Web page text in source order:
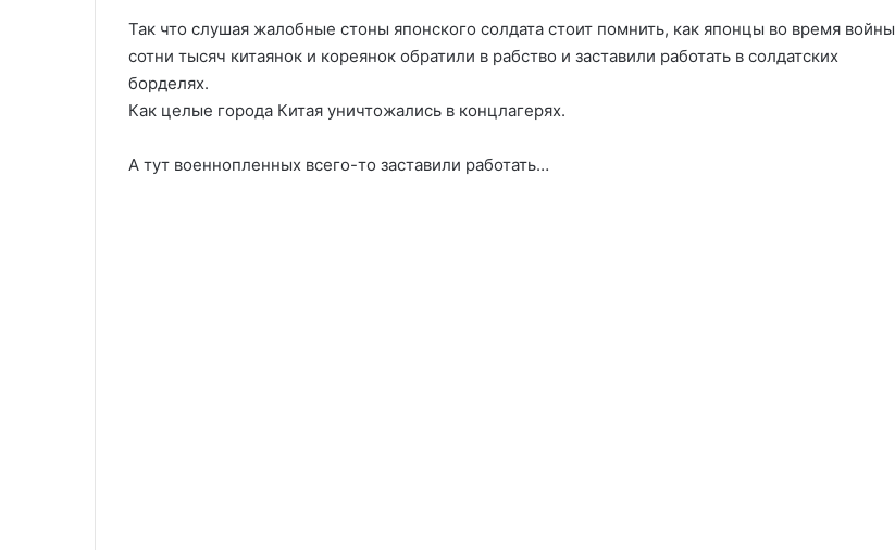
Так что слушая жалобные стоны японского солдата стоит помнить, как японцы во время войны
сотни тысяч китаянок и кореянок обратили в рабство и заставили работать в солдатских
борделях.
Как целые города Китая уничтожались в концлагерях.
А тут военнопленных всего-то заставили работать…